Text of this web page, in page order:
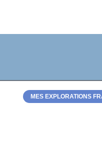
MES EXPLORATIONS